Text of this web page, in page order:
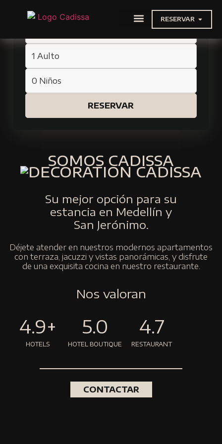
RESERVAR
RESERVAR
SOMOS CADISSA
Su mejor opción para su
estancia en Medellín y
San Jerónimo.
Déjete atender en nuestros modernos apartamentos
con terraza, jacuzzi y vistas panorámicas, y disfrute
de una exquisita cocina en nuestro restaurante.
Nos valoran
4.9+
HOTELS
5.0
HOTEL BOUTIQUE
4.7
RESTAURANT
CONTACTAR